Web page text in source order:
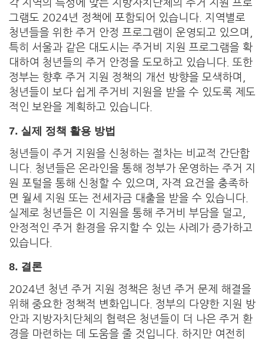
각 지역의 특성에 맞는 지방자치단체의 주거 지원 프로
그램도 2024년 정책에 포함되어 있습니다. 지역별로
청년들을 위한 주거 안정 프로그램이 운영되고 있으며,
특히 서울과 같은 대도시는 주거비 지원 프로그램을 확
대하여 청년들의 주거 안정을 도모하고 있습니다. 또한
정부는 향후 주거 지원 정책의 개선 방향을 모색하며,
청년들이 보다 쉽게 주거비 지원을 받을 수 있도록 제도
적인 보완을 계획하고 있습니다.
7. 실제 정책 활용 방법
청년들이 주거 지원을 신청하는 절차는 비교적 간단합
니다. 청년들은 온라인을 통해 정부가 운영하는 주거 지
원 포털을 통해 신청할 수 있으며, 자격 요건을 충족하
면 월세 지원 또는 전세자금 대출을 받을 수 있습니다.
실제로 청년들은 이 지원을 통해 주거비 부담을 덜고,
안정적인 주거 환경을 유지할 수 있는 사례가 증가하고
있습니다.
8. 결론
2024년 청년 주거 지원 정책은 청년 주거 문제 해결을
위해 중요한 정책적 변화입니다. 정부의 다양한 지원 방
안과 지방자치단체의 협력은 청년들이 더 나은 주거 환
경을 마련하는 데 도움을 줄 것입니다. 하지만 여전히